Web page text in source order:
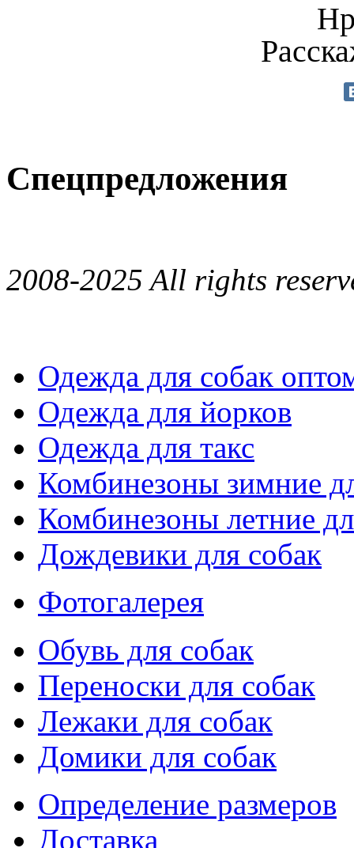
Спецпредложения
2008-2025 All rights
Одежда для собак
Одежда для йорков
Одежда для такс
Комбинезоны зимние
Комбинезоны летние
Дождевики для собак
Фотогалерея
Обувь для собак
Переноски для собак
Лежаки для собак
Домики для собак
Определение размеров
Доставка